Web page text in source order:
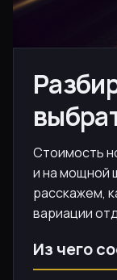
Стоимость
и на мощной
расскажем,
вариации
Из чего